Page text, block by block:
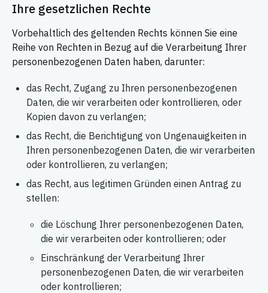
Ihre gesetzlichen Rechte
Vorbehaltlich des geltenden Rechts können Sie eine
Reihe von Rechten in Bezug auf die Verarbeitung Ihrer
personenbezogenen Daten haben, darunter:
das Recht, Zugang zu Ihren personenbezogenen
Daten, die wir verarbeiten oder kontrollieren, oder
Kopien davon zu verlangen;
das Recht, die Berichtigung von Ungenauigkeiten in
Ihren personenbezogenen Daten, die wir verarbeiten
oder kontrollieren, zu verlangen;
das Recht, aus legitimen Gründen einen Antrag zu
stellen:
die Löschung Ihrer personenbezogenen Daten,
die wir verarbeiten oder kontrollieren; oder
Einschränkung der Verarbeitung Ihrer
personenbezogenen Daten, die wir verarbeiten
oder kontrollieren;